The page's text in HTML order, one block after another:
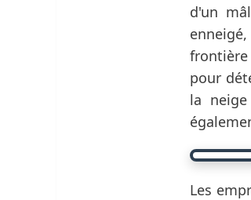
d'un
frontière
pour
la
Les